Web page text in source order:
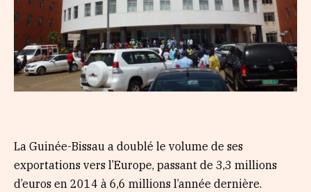
La Guinée-Bissau a doublé le volume de ses
exportations vers l’Europe, passant de 3,3 millions
d’euros en 2014 à 6,6 millions l’année dernière.